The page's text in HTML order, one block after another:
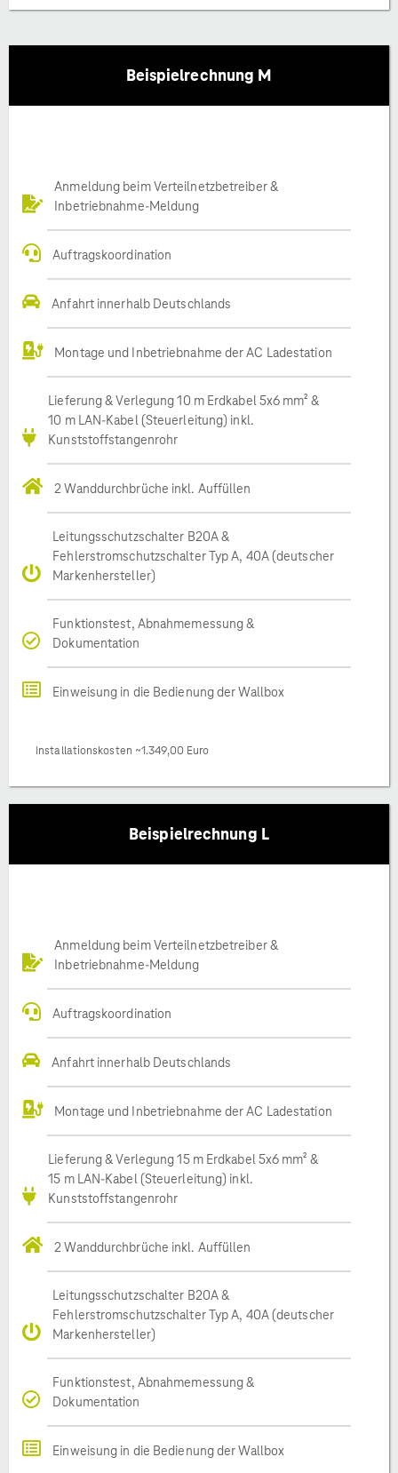
Beispielrechnung M
Anmeldung beim Verteilnetzbetreiber &
Inbetriebnahme-Meldung
Auftragskoordination
Anfahrt innerhalb Deutschlands
Montage und Inbetriebnahme der AC Ladestation
Lieferung & Verlegung 10 m Erdkabel 5x6 mm² &
10 m LAN-Kabel (Steuerleitung) inkl.
Kunststoffstangenrohr
2 Wanddurchbrüche inkl. Auffüllen
Leitungsschutzschalter B20A &
Fehlerstromschutzschalter Typ A, 40A (deutscher
Markenhersteller)
Funktionstest, Abnahmemessung &
Dokumentation
Einweisung in die Bedienung der Wallbox
Installationskosten ~1.349,00 Euro
Beispielrechnung L
Anmeldung beim Verteilnetzbetreiber &
Inbetriebnahme-Meldung
Auftragskoordination
Anfahrt innerhalb Deutschlands
Montage und Inbetriebnahme der AC Ladestation
Lieferung & Verlegung 15 m Erdkabel 5x6 mm² &
15 m LAN-Kabel (Steuerleitung) inkl.
Kunststoffstangenrohr
2 Wanddurchbrüche inkl. Auffüllen
Leitungsschutzschalter B20A &
Fehlerstromschutzschalter Typ A, 40A (deutscher
Markenhersteller)
Funktionstest, Abnahmemessung &
Dokumentation
Einweisung in die Bedienung der Wallbox